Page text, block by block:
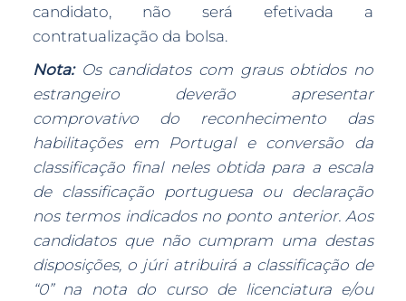
candidato, não será efetivada a
contratualização da bolsa.
Nota:Os candidatos com graus obtidos no
estrangeiro deverão apresentar
comprovativo do reconhecimento das
habilitações em Portugal e conversão da
classificação final neles obtida para a escala
de classificação portuguesa ou declaração
nos termos indicados no ponto anterior. Aos
candidatos que não cumpram uma destas
disposições, o júri atribuirá a classificação de
“0” na nota do curso de licenciatura e/ou